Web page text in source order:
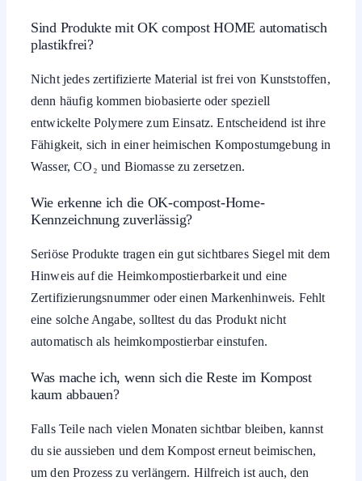
Sind Produkte mit OK compost HOME automatisch
plastikfrei?
Nicht jedes zertifizierte Material ist frei von Kunststoffen,
denn häufig kommen biobasierte oder speziell
entwickelte Polymere zum Einsatz. Entscheidend ist ihre
Fähigkeit, sich in einer heimischen Kompostumgebung in
Wasser, CO₂ und Biomasse zu zersetzen.
Wie erkenne ich die OK-compost-Home-
Kennzeichnung zuverlässig?
Seriöse Produkte tragen ein gut sichtbares Siegel mit dem
Hinweis auf die Heimkompostierbarkeit und eine
Zertifizierungsnummer oder einen Markenhinweis. Fehlt
eine solche Angabe, solltest du das Produkt nicht
automatisch als heimkompostierbar einstufen.
Was mache ich, wenn sich die Reste im Kompost
kaum abbauen?
Falls Teile nach vielen Monaten sichtbar bleiben, kannst
du sie aussieben und dem Kompost erneut beimischen,
um den Prozess zu verlängern. Hilfreich ist auch, den